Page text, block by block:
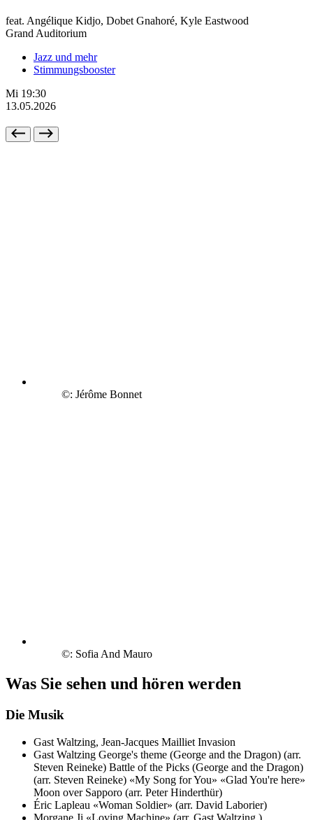
feat. Angélique Kidjo, Dobet Gnahoré, Kyle Eastwood
Grand Auditorium
Jazz und mehr
Stimmungsbooster
Mi 19:30
13.05.2026
©: Jérôme Bonnet
©: Sofia And Mauro
Was Sie sehen und hören werden
Die Musik
Gast Waltzing, Jean-Jacques Mailliet Invasion
Gast Waltzing George's theme (George and the Dragon) (arr.
Steven Reineke) Battle of the Picks (George and the Dragon)
(arr. Steven Reineke) «My Song for You» «Glad You're here»
Moon over Sapporo (arr. Peter Hinderthür)
Éric Lapleau «Woman Soldier» (arr. David Laborier)
Morgane Ji «Loving Machine» (arr. Gast Waltzing )